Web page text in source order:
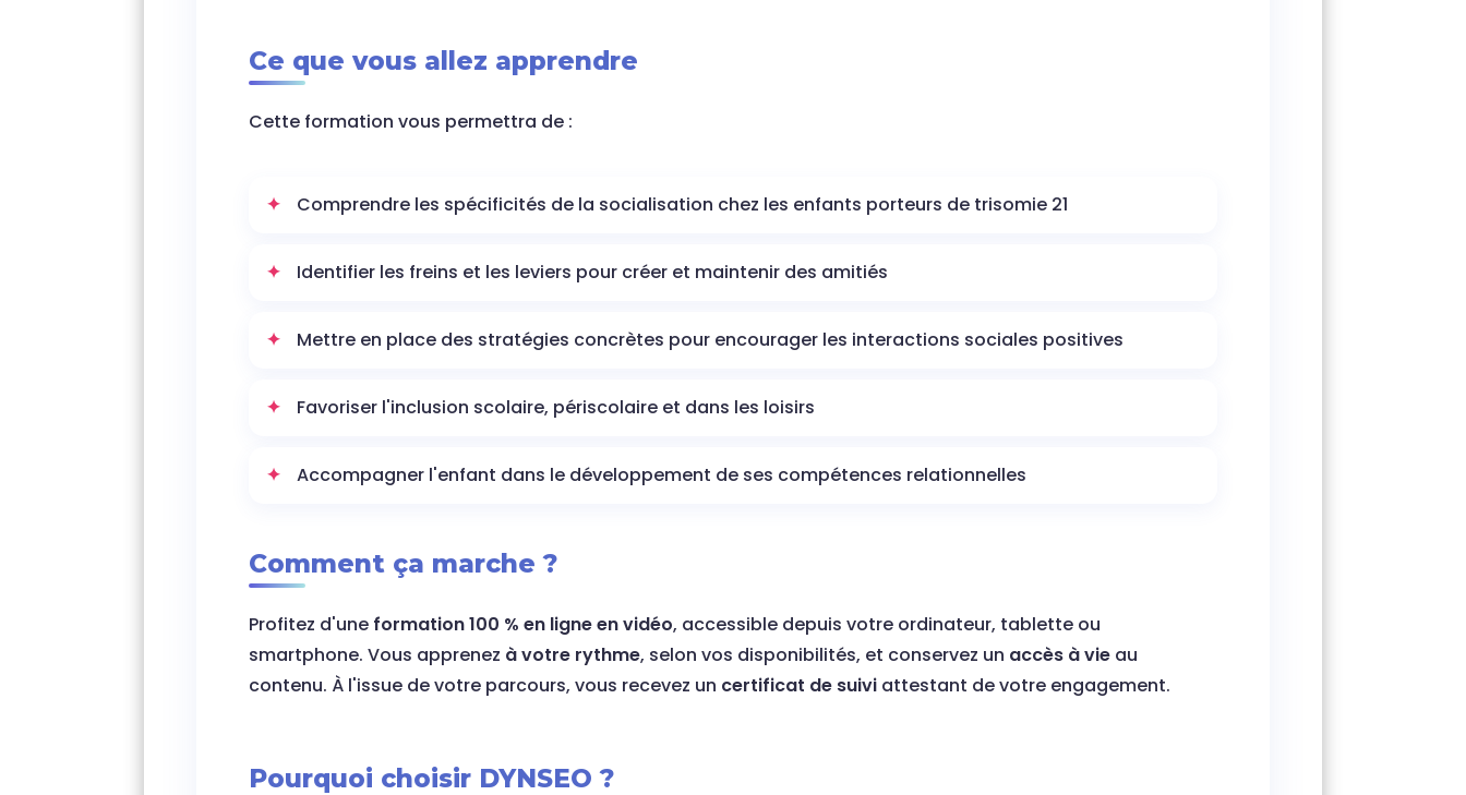
Ce que vous allez apprendre
Cette formation vous permettra de :
Comprendre les spécificités de la socialisation chez les enfants porteurs de trisomie 21
Identifier les freins et les leviers pour créer et maintenir des amitiés
Mettre en place des stratégies concrètes pour encourager les interactions sociales positives
Favoriser l'inclusion scolaire, périscolaire et dans les loisirs
Accompagner l'enfant dans le développement de ses compétences relationnelles
Comment ça marche ?
Profitez d'une formation 100 % en ligne en vidéo, accessible depuis votre ordinateur, tablette ou
smartphone. Vous apprenez à votre rythme, selon vos disponibilités, et conservez un accès à vie au
contenu. À l'issue de votre parcours, vous recevez un certificat de suivi attestant de votre engagement.
Pourquoi choisir DYNSEO ?